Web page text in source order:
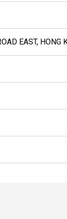
EAST, HONG